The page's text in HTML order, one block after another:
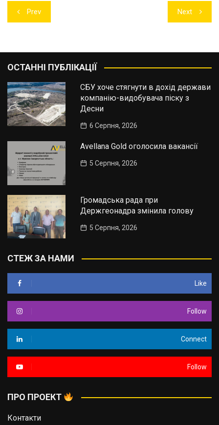
Навігація
записів
Prev Next
ОСТАННІ ПУБЛІКАЦІЇ
СБУ хоче стягнути в дохід держави
компанію-видобувача піску з
Десни
6 Серпня, 2026
Avellana Gold оголосила вакансії
5 Серпня, 2026
Громадська рада при
Держгеонадра змінила голову
5 Серпня, 2026
СТЕЖ ЗА НАМИ
Like
Follow
Connect
Follow
ПРО ПРОЕКТ
Контакти